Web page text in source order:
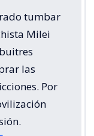
tumbar
Milei
las
Por